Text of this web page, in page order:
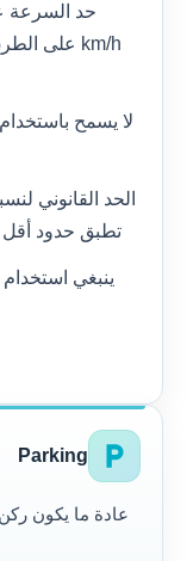
لا يسمح باستخدام
تطبق حدود أقل
ينبغي استخدام
local_parking
Parking
عادة ما يكون